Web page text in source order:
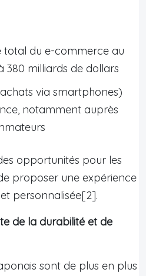
total du e-commerce au
380 milliards de dollars
via smartphones)
notamment auprès
opportunités pour les
proposer une expérience
personnalisée[2].
de la durabilité et de
sont de plus en plus